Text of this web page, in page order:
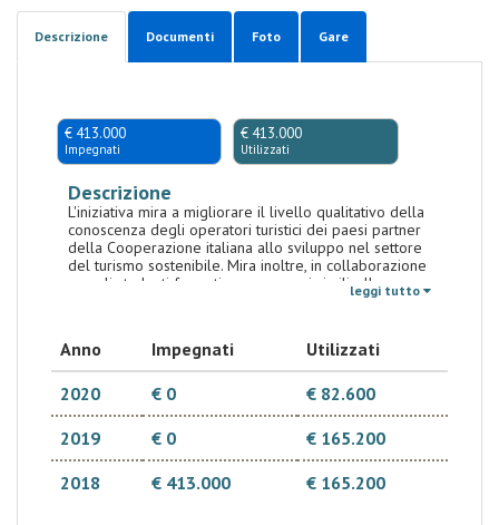
Descrizione Documenti Foto Gare
€ 413.000
Impegnati
€ 413.000
Utilizzati
Descrizione
L'iniziativa mira a migliorare il livello qualitativo della
conoscenza degli operatori turistici dei paesi partner
della Cooperazione italiana allo sviluppo nel settore
del turismo sostenibile. Mira inoltre, in collaborazione
con gli studenti formati a programmi simili, alla
creazione di una rete operativa aperta e dinamica da
tre attività principali: a) realizzazione di una scuola
autunnale sul turismo sostenibile (6 settimane) per 25
partecipanti provenienti da diversi paesi del Nord
trasformando alcuni di loro in antenne locali per la
selezione dei futuri tirocinanti candidati; b)
realizzazione di una scuola di primavera sul turismo
leggi tutto
Anno Impegnati
Utilizzati
2020
€ 0
€ 82.600
2019
€ 0
€ 165.200
2018
€ 413.000 € 165.200